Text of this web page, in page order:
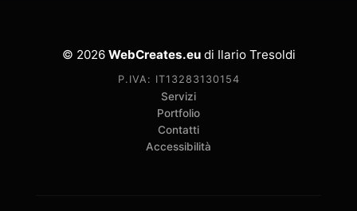
© 2026 WebCreates.eudi Ilario Tresoldi
P.IVA: IT13283130154
Servizi
Portfolio
Contatti
Accessibilità